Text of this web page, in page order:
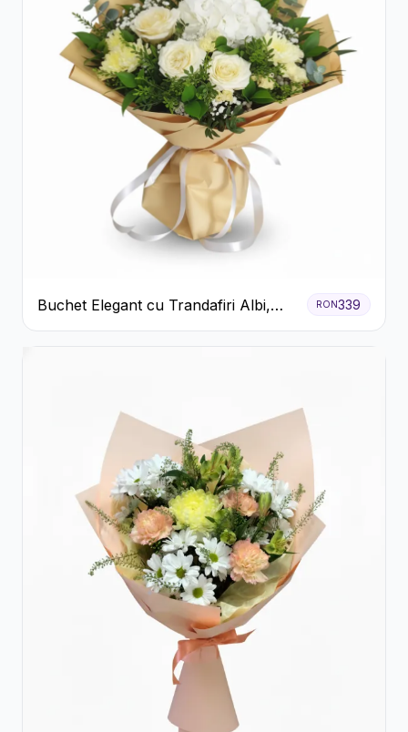
Buchet Elegant cu Trandafiri Albi,
Hortensie și Crizanteme Crem
RON339